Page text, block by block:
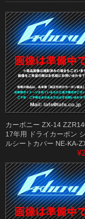
カーボニー ZX-14
17年用 ドライカーボン
ルシートカバー NE-KA-